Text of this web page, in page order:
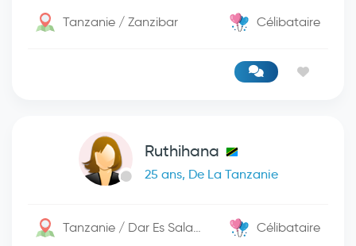
Tanzanie / Zanzibar Célibataire
Ruthihana
25 ans, De La Tanzanie
Tanzanie / Dar Es Salaam Célibataire